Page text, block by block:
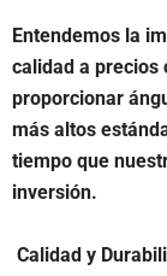
Entendemos la
calidad a precios
proporcionar
más altos
tiempo que
inversión.
Calidad y